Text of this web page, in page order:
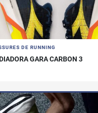
DE RUNNING
GARA CARBON 3